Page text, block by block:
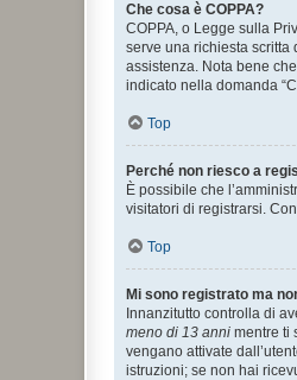
Che cosa è COPPA?
COPPA, o Legge sulla
serve una richiesta scritta
assistenza. Nota bene
indicato nella domanda
Top
Perché non riesco a
È possibile che
visitatori di registrarsi.
Top
Mi sono registrato ma
Innanzitutto controlla di
meno di 13 anni mentre ti
vengano attivate
istruzioni; se non hai